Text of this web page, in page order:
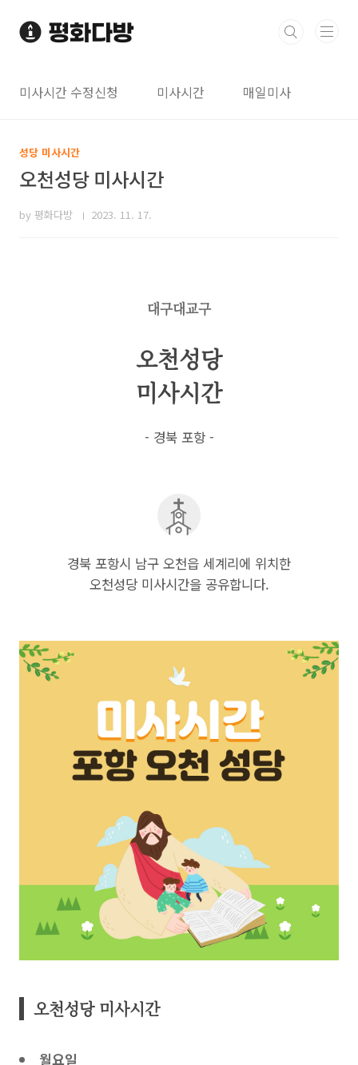
미사시간 수정신청 미사시간 매일미사
성당 미사시간
오천성당 미사시간
by 평화다방 2023. 11. 17.
대구대교구
오천성당
미사시간
- 경북 포항 -
경북 포항시 남구 오천읍 세계리에 위치한
오천성당 미사시간을 공유합니다.
오천성당 미사시간
월요일